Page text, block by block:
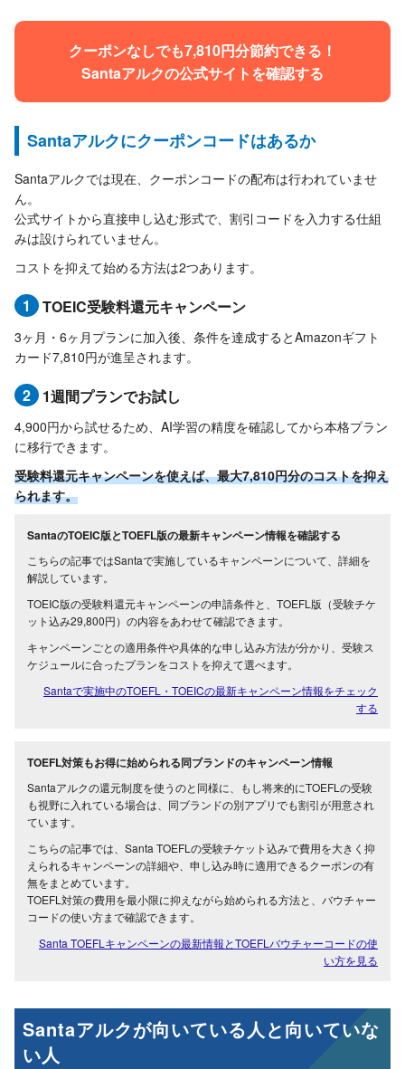
クーポンなしでも7,810円分節約できる！
Santaアルクの公式サイトを確認する
Santaアルクにクーポンコードはあるか
Santaアルクでは現在、クーポンコードの配布は行われていませ
ん。
公式サイトから直接申し込む形式で、割引コードを入力する仕組
みは設けられていません。
コストを抑えて始める方法は2つあります。
1 TOEIC受験料還元キャンペーン
3ヶ月・6ヶ月プランに加入後、条件を達成するとAmazonギフト
カード7,810円が進呈されます。
2 1週間プランでお試し
4,900円から試せるため、AI学習の精度を確認してから本格プラン
に移行できます。
受験料還元キャンペーンを使えば、最大7,810円分のコストを抑え
られます。
SantaのTOEIC版とTOEFL版の最新キャンペーン情報を確認する
こちらの記事ではSantaで実施しているキャンペーンについて、詳細を
解説しています。
TOEIC版の受験料還元キャンペーンの申請条件と、TOEFL版（受験チケ
ット込み29,800円）の内容をあわせて確認できます。
キャンペーンごとの適用条件や具体的な申し込み方法が分かり、受験ス
ケジュールに合ったプランをコストを抑えて選べます。
Santaで実施中のTOEFL・TOEICの最新キャンペーン情報をチェック
する
TOEFL対策もお得に始められる同ブランドのキャンペーン情報
Santaアルクの還元制度を使うのと同様に、もし将来的にTOEFLの受験
も視野に入れている場合は、同ブランドの別アプリでも割引が用意され
ています。
こちらの記事では、Santa TOEFLの受験チケット込みで費用を大きく抑
えられるキャンペーンの詳細や、申し込み時に適用できるクーポンの有
無をまとめています。
TOEFL対策の費用を最小限に抑えながら始められる方法と、バウチャー
コードの使い方まで確認できます。
Santa TOEFLキャンペーンの最新情報とTOEFLバウチャーコードの使
い方を見る
Santaアルクが向いている人と向いていな
い人